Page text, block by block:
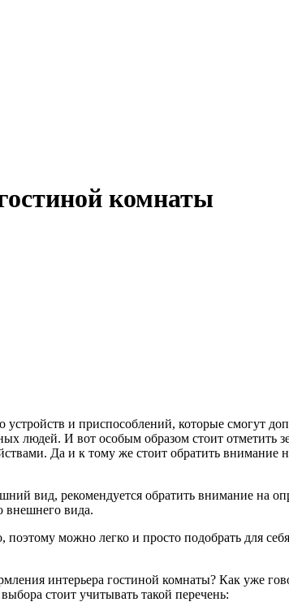
комнаты
устройств и приспособлений, которые смогут
людей. И вот особым образом стоит отметить
Да и к тому же стоит обратить внимание
вид, рекомендуется обратить внимание на
внешнего вида.
можно легко и просто подобрать для
интерьера гостиной комнаты? Как уже
стоит учитывать такой перечень: